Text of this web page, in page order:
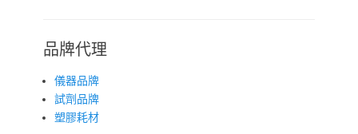
品牌代理
儀器品牌
試劑品牌
塑膠耗材